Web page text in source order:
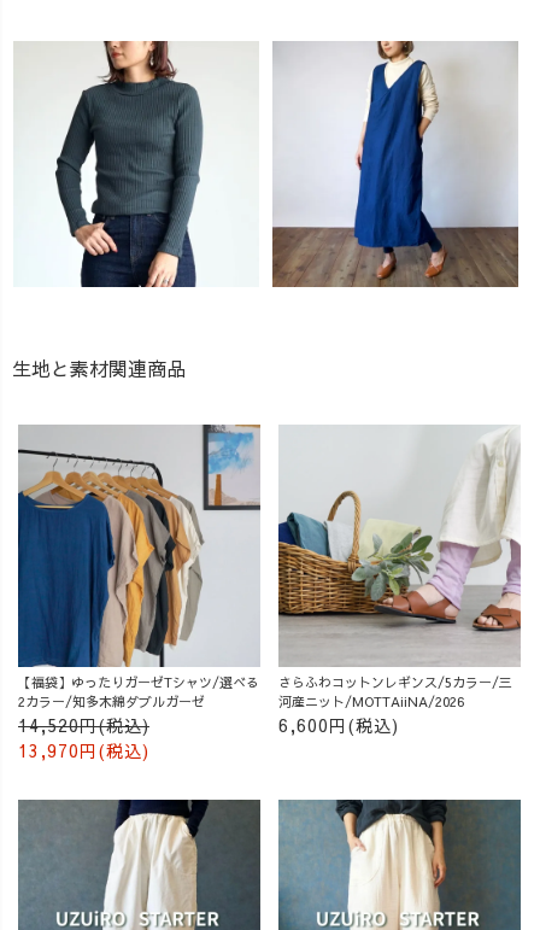
生地と素材関連商品
【福袋】ゆったりガーゼTシャツ/選べる
2カラー/知多木綿ダブルガーゼ
14,520円(税込)
13,970円(税込)
さらふわコットンレギンス/5カラー/三
河産ニット/MOTTAiiNA/2026
6,600円(税込)